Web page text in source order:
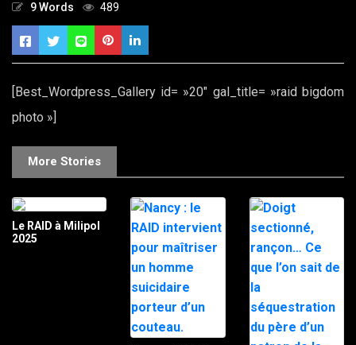
9 Words
489
[Best_Wordpress_Gallery id= »20″ gal_title= »raid bigdom
photo »]
More Stories
Le RAID à Milipol
2025